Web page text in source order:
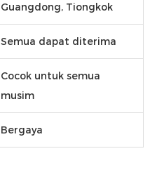
Guangdong, Tiongkok
Semua dapat diterima
Cocok untuk semua
musim
Bergaya